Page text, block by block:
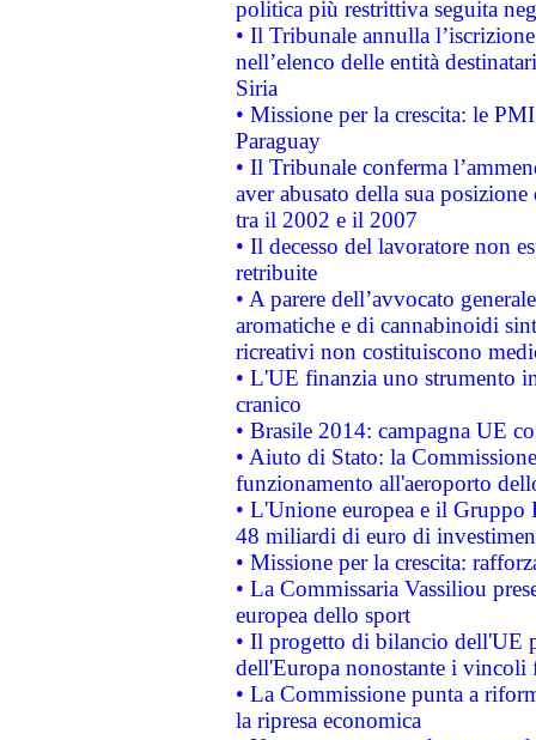
politica più restrittiva seguita
• Il Tribunale annulla
nell’elenco delle entità
Siria
• Missione per la crescita: le
Paraguay
• Il Tribunale conferma
aver abusato della sua
tra il 2002 e il 2007
• Il decesso del lavoratore non
retribuite
• A parere dell’avvocato
aromatiche e di cannabinoidi
ricreativi non costituiscono
• L'UE finanzia uno strumento
cranico
• Brasile 2014: campagna UE
• Aiuto di Stato: la
funzionamento all'aeroporto
• L'Unione europea e il
48 miliardi di euro di
• Missione per la crescita:
• La Commissaria Vassiliou
europea dello sport
• Il progetto di bilancio dell'UE
dell'Europa nonostante i vincoli
• La Commissione punta a
la ripresa economica